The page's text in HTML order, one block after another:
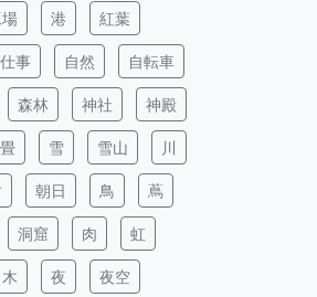
港 紅葉
仕事 自然 自転車
森林 神社 神殿
雪 雪山 川
朝日 鳥 蔦
洞窟 肉 虹
木 夜 夜空